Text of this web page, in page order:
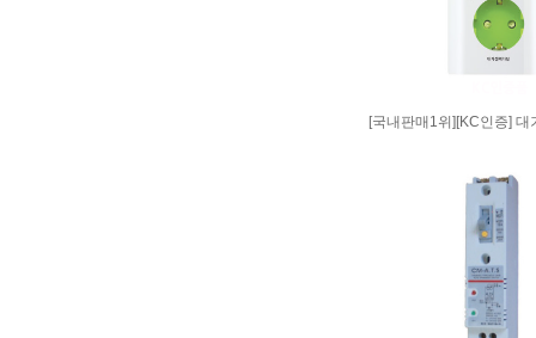
[국내판매1위][KC인증] 대